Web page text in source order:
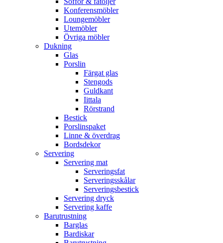
Konferensmöbler
Loungemöbler
Utemöbler
Övriga möbler
Dukning
Glas
Porslin
Färgat glas
Stengods
Guldkant
Iittala
Rörstrand
Bestick
Porslinspaket
Linne & överdrag
Bordsdekor
Servering
Servering mat
Serveringsfat
Serveringsskålar
Serveringsbestick
Servering dryck
Servering kaffe
Barutrustning
Barglas
Bardiskar